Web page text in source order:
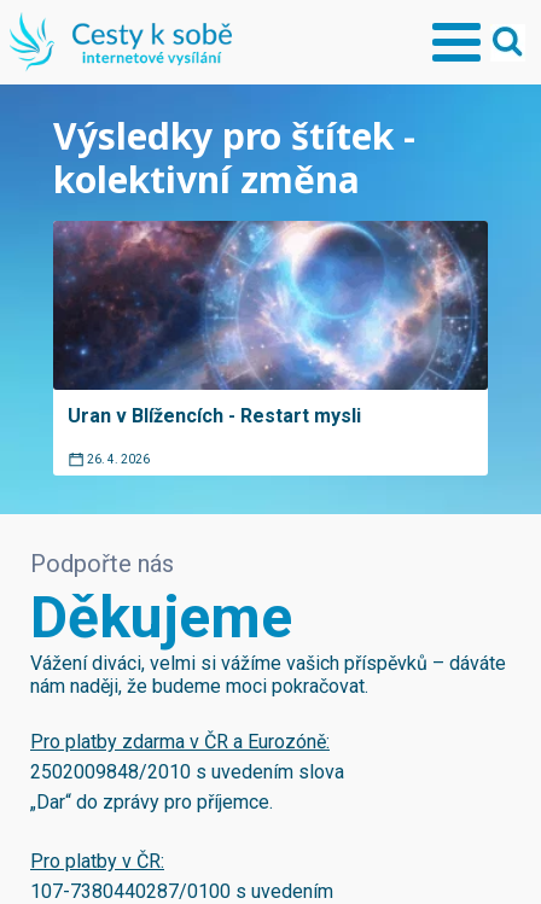
Výsledky pro štítek -
kolektivní změna
Uran v Blížencích - Restart mysli
26. 4. 2026
Podpořte nás
Děkujeme
Vážení diváci, velmi si vážíme vašich příspěvků – dáváte
nám naději, že budeme moci pokračovat.
Pro platby zdarma v ČR a Eurozóně:
2502009848/2010 s uvedením slova
„Dar“ do zprávy pro příjemce.
Pro platby v ČR:
107-7380440287/0100 s uvedením